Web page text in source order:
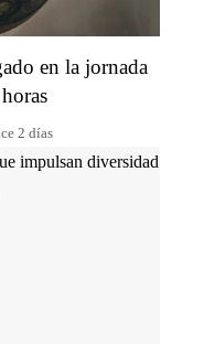
en la jornada
2 días